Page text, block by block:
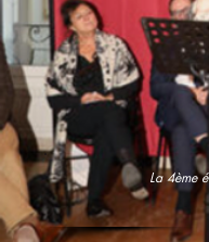
La 4ème